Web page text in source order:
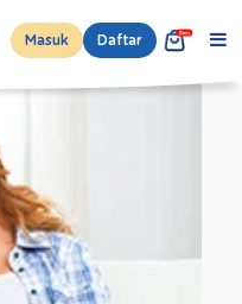
Masuk Daftar